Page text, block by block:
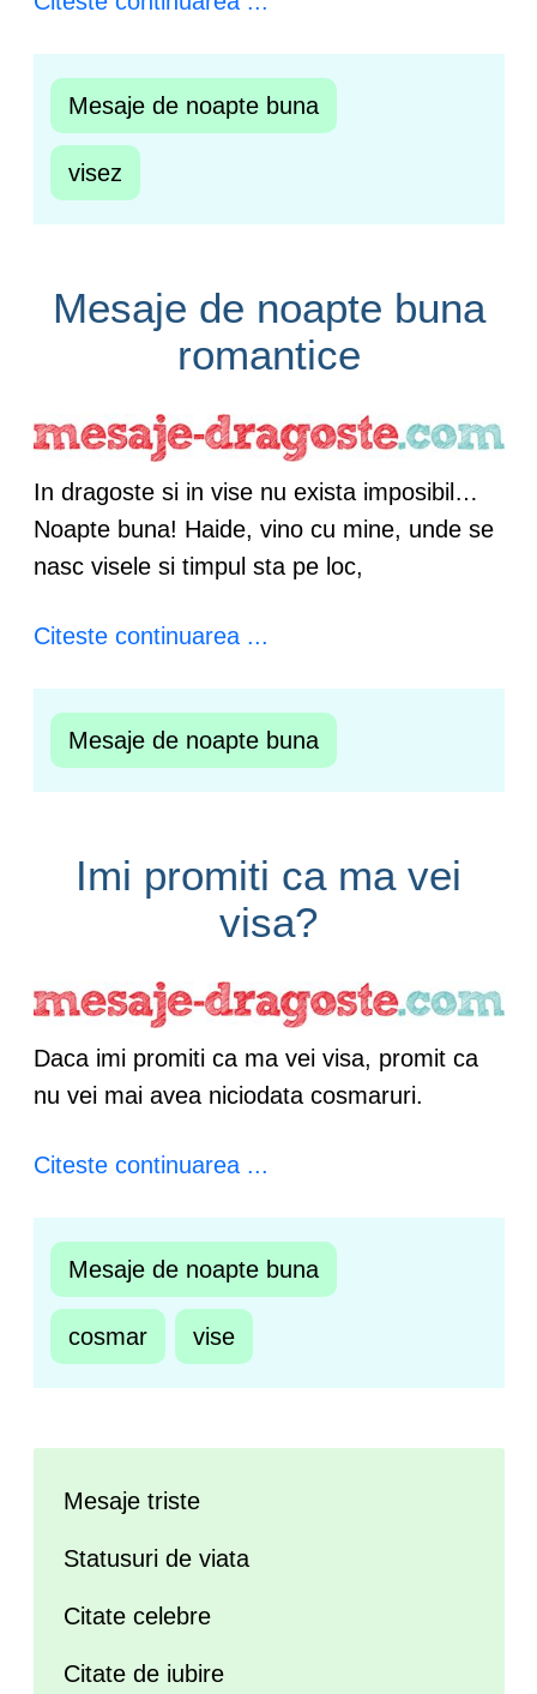
Mesaje de noapte buna
visez
Mesaje de noapte buna
romantice
In dragoste si in vise nu exista imposibil…
Noapte buna! Haide, vino cu mine, unde se
nasc visele si timpul sta pe loc,
Citeste continuarea ...
Mesaje de noapte buna
Imi promiti ca ma vei
visa?
Daca imi promiti ca ma vei visa, promit ca
nu vei mai avea niciodata cosmaruri.
Citeste continuarea ...
Mesaje de noapte buna
cosmar vise
Mesaje triste
Statusuri de viata
Citate celebre
Citate de iubire